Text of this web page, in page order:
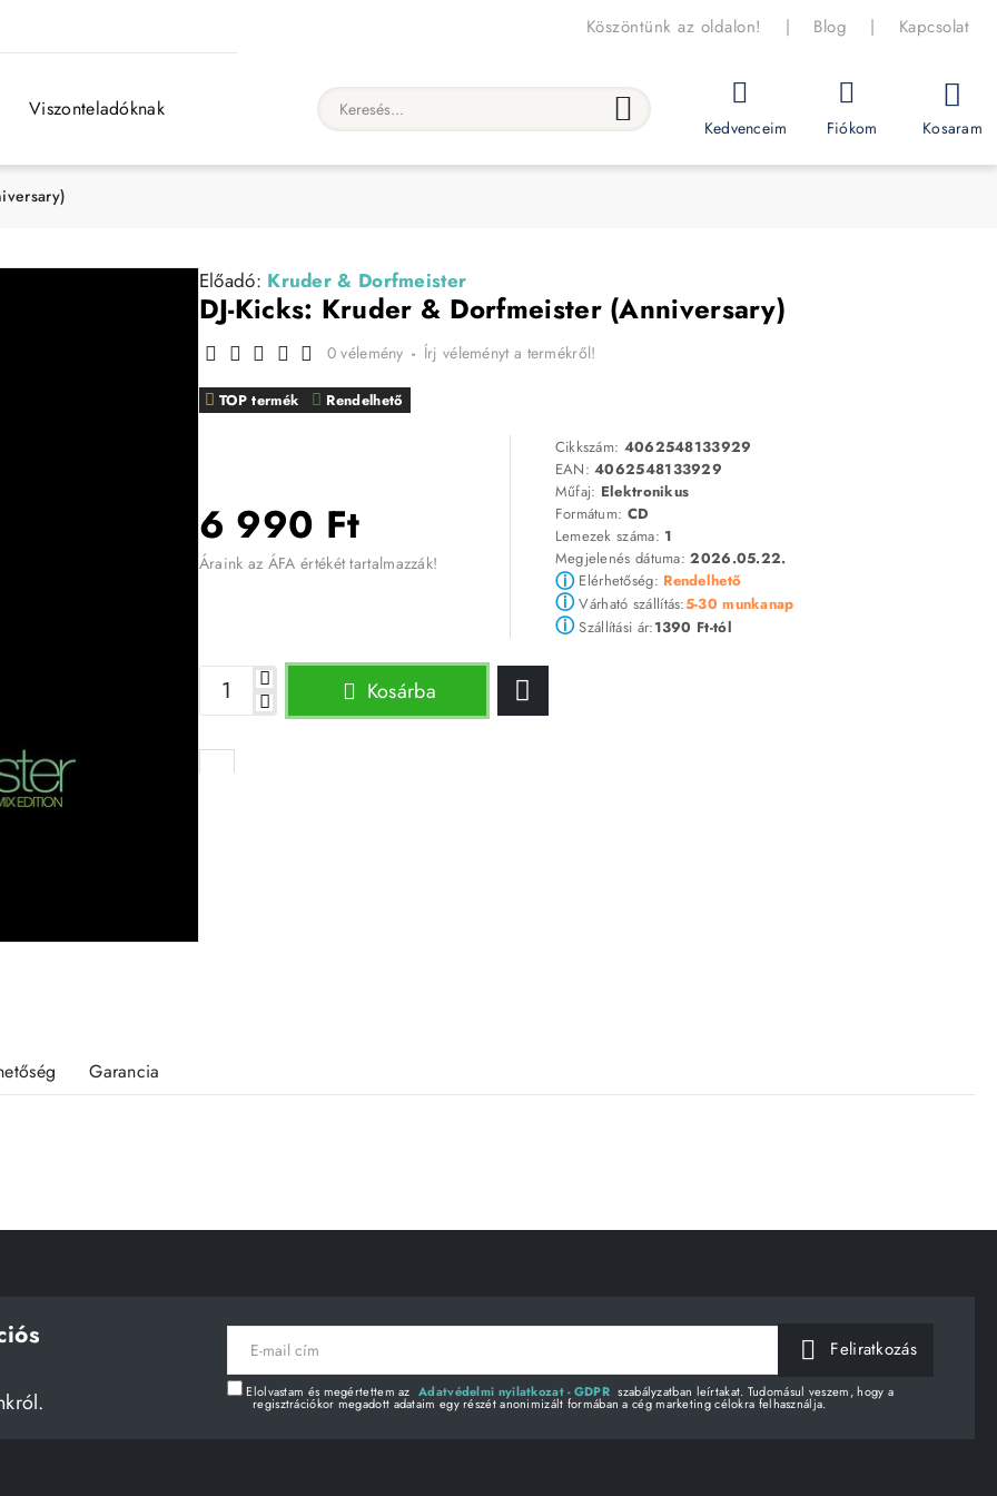
Köszöntünk az oldalon! | Blog | Kapcsolat
Viszonteladóknak Keresés...
Kedvenceim Fiókom Kosaram
Előadó: Kruder & Dorfmeister
DJ-Kicks: Kruder & Dorfmeister (Anniversary)
TOP termék Rendelhető
0 vélemény - Írj véleményt a termékről!
6 990 Ft
Áraink az ÁFA értékét tartalmazzák!
Cikkszám: 4062548133929
EAN:4062548133929
Műfaj: Elektronikus
Formátum: CD
Lemezek száma: 1
Megjelenés dátuma:2026.05.22.
ⓘElérhetőség: Rendelhető
ⓘVárható szállítás:5-30 munkanap
ⓘSzállítási ár:1390 Ft-tól
Kosárba
Garancia
E-
mail Feliratkozás
Elolvastam és megértettem az Adatvédelmi nyilatkozat - GDPR szabályzatban leírtakat. Tudomásul veszem, hogy a
regisztrációkor megadott adataim egy részét anonimizált formában a cég marketing célokra felhasználja.